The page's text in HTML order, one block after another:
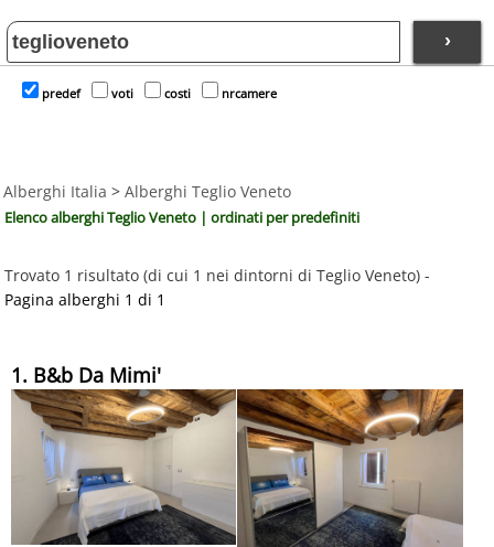
›
predef voti costi nrcamere
Alberghi Italia > Alberghi Teglio Veneto
Elenco alberghi Teglio Veneto | ordinati per predefiniti
Trovato 1 risultato (di cui 1 nei dintorni di Teglio Veneto) -
Pagina alberghi 1 di 1
1. B&b Da Mimi'